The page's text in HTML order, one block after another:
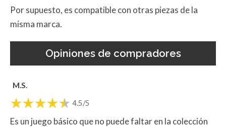
Por supuesto, es compatible con otras piezas de la
misma marca.
Opiniones de compradores
M.S.
4.5/5
Es un juego básico que no puede faltar en la colección